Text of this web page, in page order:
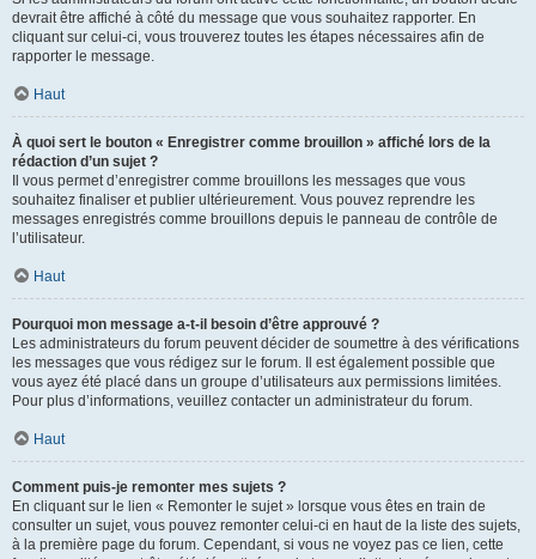
devrait être affiché à côté du message que vous souhaitez rapporter. En
cliquant sur celui-ci, vous trouverez toutes les étapes nécessaires afin de
rapporter le message.
Haut
À quoi sert le bouton « Enregistrer comme brouillon » affiché lors de la
rédaction d’un sujet ?
Il vous permet d’enregistrer comme brouillons les messages que vous
souhaitez finaliser et publier ultérieurement. Vous pouvez reprendre les
messages enregistrés comme brouillons depuis le panneau de contrôle de
l’utilisateur.
Haut
Pourquoi mon message a-t-il besoin d’être approuvé ?
Les administrateurs du forum peuvent décider de soumettre à des vérifications
les messages que vous rédigez sur le forum. Il est également possible que
vous ayez été placé dans un groupe d’utilisateurs aux permissions limitées.
Pour plus d’informations, veuillez contacter un administrateur du forum.
Haut
Comment puis-je remonter mes sujets ?
En cliquant sur le lien « Remonter le sujet » lorsque vous êtes en train de
consulter un sujet, vous pouvez remonter celui-ci en haut de la liste des sujets,
à la première page du forum. Cependant, si vous ne voyez pas ce lien, cette